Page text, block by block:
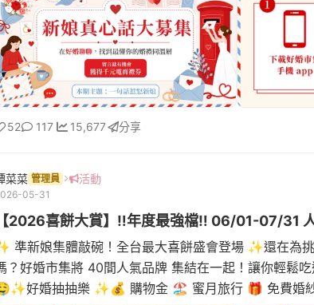
52 117 15,677 分享
菜菜 管理員 活動
05-31
準新娘集體敲碗！全台最大喜餅盛會登場 ✨還在為
？好婚市集將 40間人氣品牌 集結在一起！讓你輕鬆
好婚抽抽樂 ✨💰 購物金 🏖️ 蜜月旅行 🎁 免費婚